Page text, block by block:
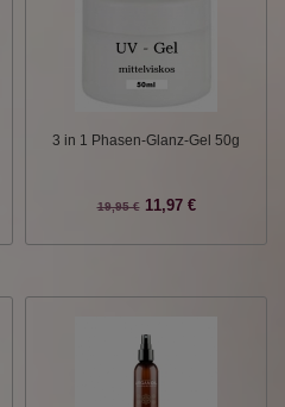
3 in 1 Phasen-Glanz-Gel 50g
19,95 €11,97 €